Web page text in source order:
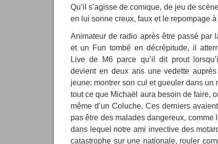
Qu’il s’agisse de comique, de jeu de
en lui sonne creux, faux et le repompage
Animateur de radio après être passé par
et un Fun tombé en décrépitude, il
Live de M6 parce qu’il dit prout
devient en deux ans une vedette
jeune: montrer son cul et gueuler dans un
tout ce que Michaël aura besoin de faire,
même d’un Coluche. Ces derniers
pas être des malades dangereux,
dans lequel notre ami invective des
catastrophe sur une nationale, rouler